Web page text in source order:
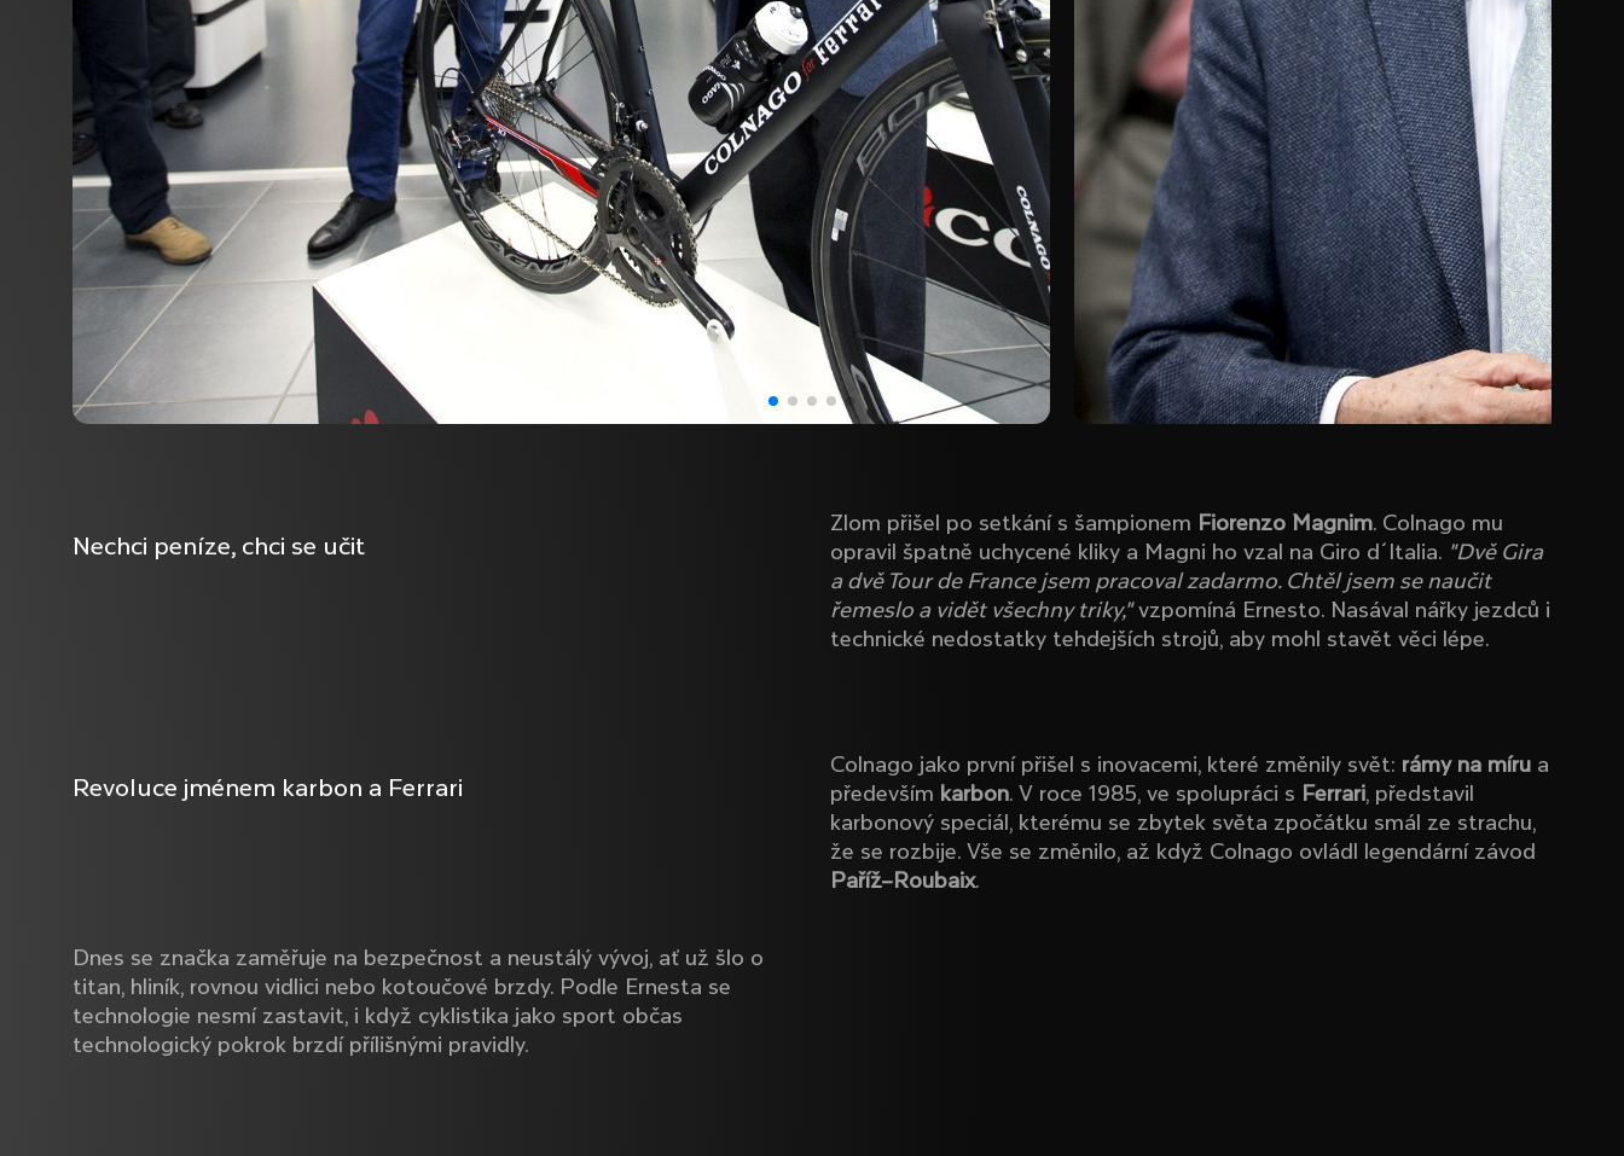
Nechci peníze, chci se učit
Zlom přišel po setkání s šampionem Fiorenzo Magnim. Colnago mu
opravil špatně uchycené kliky a Magni ho vzal na Giro d´Italia. "Dvě Gira
a dvě Tour de France jsem pracoval zadarmo. Chtěl jsem se naučit
řemeslo a vidět všechny triky,"vzpomíná Ernesto. Nasával nářky jezdců i
technické nedostatky tehdejších strojů, aby mohl stavět věci lépe.
Revoluce jménem karbon a Ferrari
Colnago jako první přišel s inovacemi, které změnily svět: rámy na míru a
především karbon. V roce 1985, ve spolupráci s Ferrari, představil
karbonový speciál, kterému se zbytek světa zpočátku smál ze strachu,
že se rozbije. Vše se změnilo, až když Colnago ovládl legendární závod
Paříž–Roubaix.
Dnes se značka zaměřuje na bezpečnost a neustálý vývoj, ať už šlo o
titan, hliník, rovnou vidlici nebo kotoučové brzdy. Podle Ernesta se
technologie nesmí zastavit, i když cyklistika jako sport občas
technologický pokrok brzdí přílišnými pravidly.